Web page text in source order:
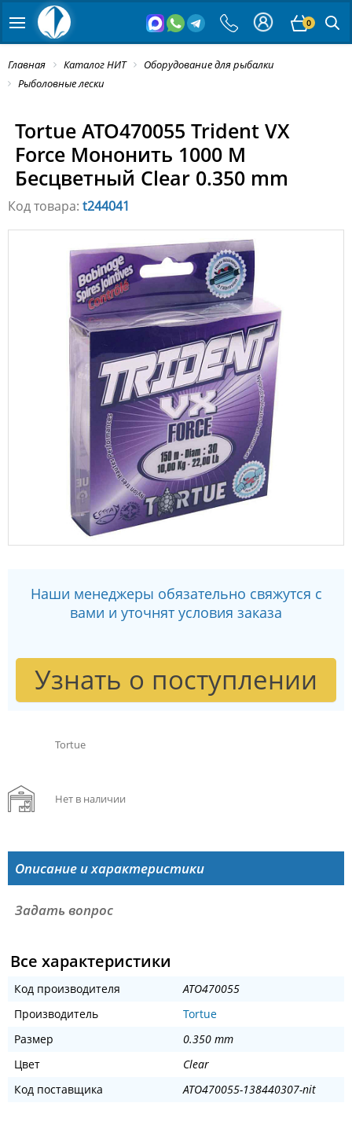
0
Главная Каталог НИТ
Оборудование для рыбалки
Рыболовные лески
Tortue ATO470055 Trident VX
Force Мононить 1000 M
Бесцветный Clear 0.350 mm
Код товара: t244041
Наши менеджеры обязательно свяжутся с
вами и уточнят условия заказа
Узнать о поступлении
Tortue
Нет в наличии
Описание и характеристики
Задать вопрос
Все характеристики
Код производителя
ATO470055
Производитель
Tortue
Размер
0.350 mm
Цвет
Clear
Код поставщика
ATO470055-138440307-nit